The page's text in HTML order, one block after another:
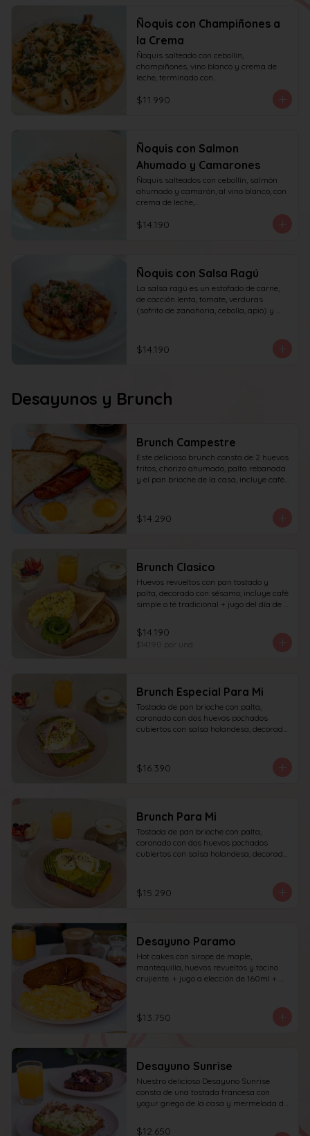
Ñoquis con Champiñones a
la Crema
Ñoquis salteado con cebollín,
champiñones, vino blanco y crema de
leche, terminado con
$11.990
Ñoquis con Salmon
Ahumado y Camarones
Ñoquis salteados con cebollín, salmón
ahumado y camarón, al vino blanco, con
crema de leche,
$14.190
Ñoquis con Salsa Ragú
La salsa ragú es un estofado de carne,
de cocción lenta, tomate, verduras
(sofrito de zanahoria, cebolla, apio) y
$14.190
Desayunos y Brunch
Brunch Campestre
Este delicioso brunch consta de 2 huevos
fritos, chorizo ahumado, palta rebanada
y el pan brioche de la casa, incluye café
$1.000 adicionales) + yogur griego con
granola y frutas de estación.
$14.290
Brunch Clasico
Huevos revueltos con pan tostado y
palta, decorado con sésamo; incluye café
simple o té tradicional + jugo del día de
$1.000 adicionales), + yogur griego con
granola y frutas de estación.
$14.190
$14.190 por und
Brunch Especial Para Mi
Tostada de pan brioche con palta,
coronado con dos huevos pochados
cubiertos con salsa holandesa, decorado
tocino) incluye café simple o té
tradicional (el café puede ser doble por
$16.390
Brunch Para Mi
Tostada de pan brioche con palta,
coronado con dos huevos pochados
cubiertos con salsa holandesa, decorado
$1.000 adicionales) + jugo del día de
160ml + yogur griego con granola y
$15.290
Desayuno Paramo
Hot cakes con sirope de maple,
mantequilla, huevos revueltos y tocino
crujiente. + jugo a elección de 160ml +
$13.750
Desayuno Sunrise
Nuestro delicioso Desayuno Sunrise
consta de una tostada francesa con
yogur griego de la casa y mermelada de
de pan blanco con palta molida, pasta de
$12.650